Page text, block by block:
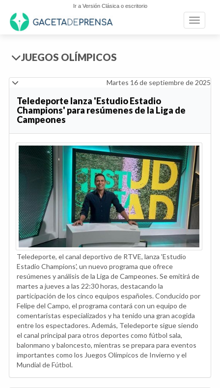
Ir a Versión Clásica o escritorio
Toggle
JUEGOS OLÍMPICOS
Martes 16 de septiembre de 2025
Teledeporte lanza 'Estudio Estadio
Champions' para resúmenes de la Liga de
Campeones
Teledeporte, el canal deportivo de RTVE, lanza 'Estudio
Estadio Champions', un nuevo programa que ofrece
resúmenes y análisis de la Liga de Campeones. Se emitirá de
martes a jueves a las 22:30 horas, destacando la
participación de los cinco equipos españoles. Conducido por
Felipe del Campo, el programa contará con un equipo de
comentaristas especializados y ha tenido una gran acogida
entre los espectadores. Además, Teledeporte sigue siendo
el canal principal para otros deportes como fútbol sala,
balonmano y baloncesto, mientras se prepara para eventos
importantes como los Juegos Olímpicos de Invierno y el
Mundial de Fútbol.